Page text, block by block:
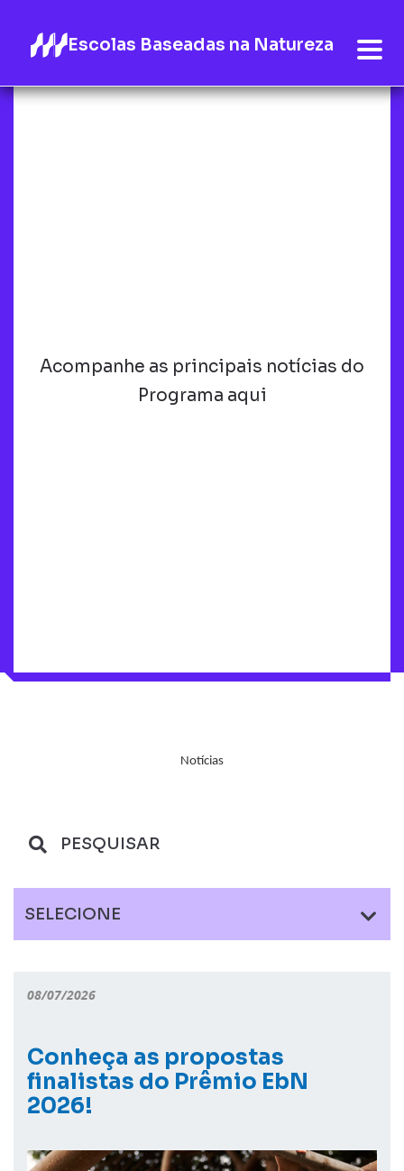
Escolas Baseadas na Natureza
Acompanhe as principais notícias do
Programa aqui
Notícias
SELECIONE
08/07/2026
Conheça as propostas
finalistas do Prêmio EbN
2026!